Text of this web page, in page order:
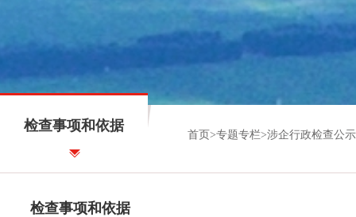
检查事项和依据
首页 >专题专栏>涉企行政检查公
检查事项和依据